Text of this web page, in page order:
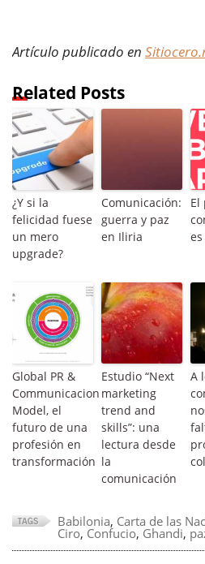
Artículo publicado en
Related Posts
¿Y si la
felicidad fuese
un mero
upgrade?
Comunicación:
guerra y paz
en Iliria
El
Global PR &
Communicacion
Model, el
futuro de una
profesión en
transformación
Estudio “Next
marketing
trend and
skills”: una
lectura desde
la
comunicación
A
Babilonia, Carta de las
Ciro, Confucio, Ghandi,